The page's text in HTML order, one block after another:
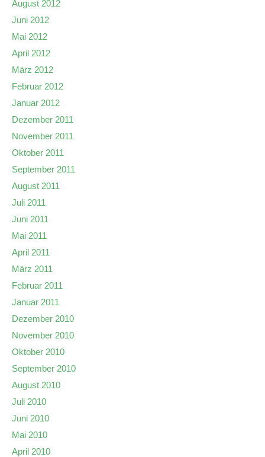
August 2012
Juni 2012
Mai 2012
April 2012
März 2012
Februar 2012
Januar 2012
Dezember 2011
November 2011
Oktober 2011
September 2011
August 2011
Juli 2011
Juni 2011
Mai 2011
April 2011
März 2011
Februar 2011
Januar 2011
Dezember 2010
November 2010
Oktober 2010
September 2010
August 2010
Juli 2010
Juni 2010
Mai 2010
April 2010